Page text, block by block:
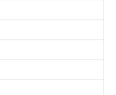
fermentácie.